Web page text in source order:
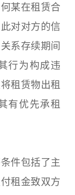
某在租赁合
对对方的信
系存续期间
行为构成违
租赁物出租
有优先承租
件包括了主
租金致双方